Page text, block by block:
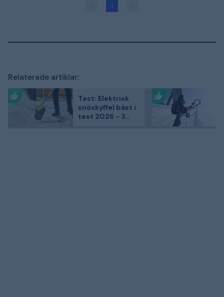
1
Relaterade artiklar:
Test: Elektrisk
snöskyffel bäst i
test 2026 - 3